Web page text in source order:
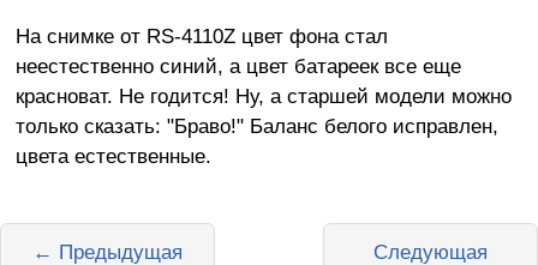
На снимке от RS-4110Z цвет фона стал
неестественно синий, а цвет батареек все еще
красноват. Не годится! Ну, а старшей модели можно
только сказать: "Браво!" Баланс белого исправлен,
цвета естественные.
Следующая
← Предыдущая